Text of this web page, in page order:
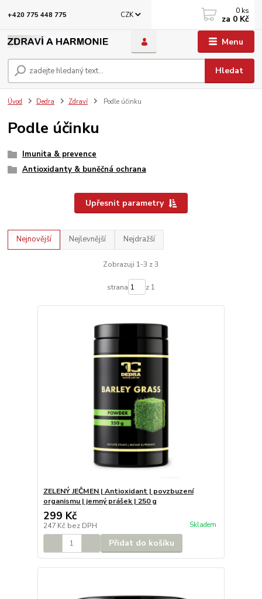
Menu
CZK
Hledat
+420 775 448 775 0 ks
za 0 Kč
Úvod Dedra Zdraví Podle účinku
Podle účinku
Imunita & prevence
Antioxidanty & buněčná ochrana
Upřesnit parametry
Nejnovější Nejlevnější Nejdražší
Zobrazuji 1-3 z 3
strana z 1
ZELENÝ JEČMEN | Antioxidant | povzbuzení
organismu | jemný prášek | 250 g
299 Kč
247 Kč bez DPH Skladem
Přidat do košíku